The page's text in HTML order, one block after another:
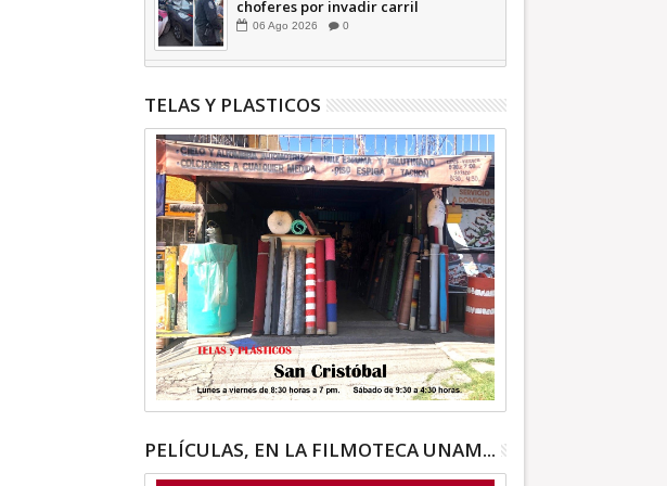
choferes por invadir carril
confinado: Ecatepec +Video |
06 Ago 2026 0
TELAS Y PLASTICOS
PELÍCULAS, EN LA FILMOTECA UNAM...